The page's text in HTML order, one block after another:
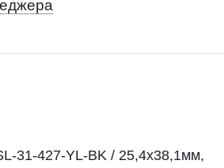
31-427-YL-BK / 25,4x38,1мм,